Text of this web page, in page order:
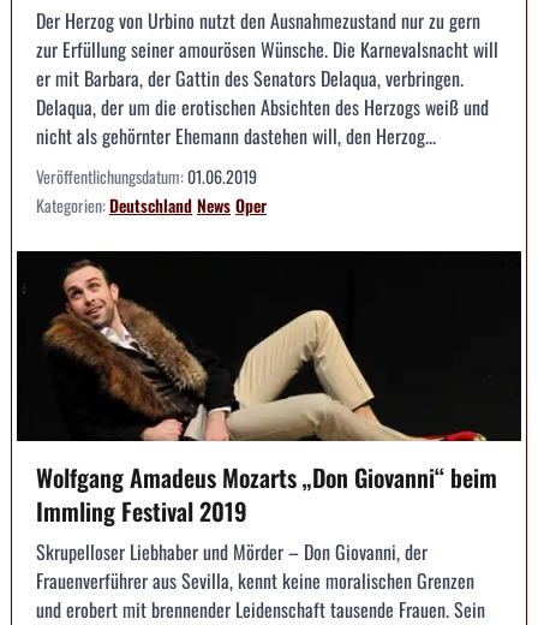
Der Herzog von Urbino nutzt den Ausnahmezustand nur zu gern
zur Erfüllung seiner amourösen Wünsche. Die Karnevalsnacht will
er mit Barbara, der Gattin des Senators Delaqua, verbringen.
Delaqua, der um die erotischen Absichten des Herzogs weiß und
nicht als gehörnter Ehemann dastehen will, den Herzog...
Veröffentlichungsdatum:01.06.2019
Kategorien:DeutschlandNewsOper
Wolfgang Amadeus Mozarts „Don Giovanni“ beim
Immling Festival 2019
Skrupelloser Liebhaber und Mörder – Don Giovanni, der
Frauenverführer aus Sevilla, kennt keine moralischen Grenzen
und erobert mit brennender Leidenschaft tausende Frauen. Sein